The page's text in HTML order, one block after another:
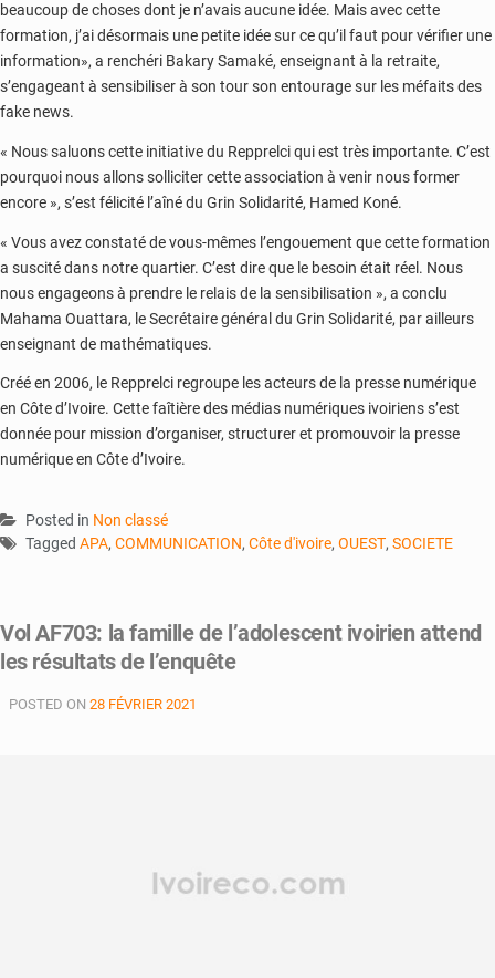
beaucoup de choses dont je n’avais aucune idée. Mais avec cette
formation, j’ai désormais une petite idée sur ce qu’il faut pour vérifier une
information», a renchéri Bakary Samaké, enseignant à la retraite,
s’engageant à sensibiliser à son tour son entourage sur les méfaits des
fake news.
« Nous saluons cette initiative du Repprelci qui est très importante. C’est
pourquoi nous allons solliciter cette association à venir nous former
encore », s’est félicité l’aîné du Grin Solidarité, Hamed Koné.
« Vous avez constaté de vous-mêmes l’engouement que cette formation
a suscité dans notre quartier. C’est dire que le besoin était réel. Nous
nous engageons à prendre le relais de la sensibilisation », a conclu
Mahama Ouattara, le Secrétaire général du Grin Solidarité, par ailleurs
enseignant de mathématiques.
Créé en 2006, le Repprelci regroupe les acteurs de la presse numérique
en Côte d’Ivoire. Cette faîtière des médias numériques ivoiriens s’est
donnée pour mission d’organiser, structurer et promouvoir la presse
numérique en Côte d’Ivoire.
Posted in Non classé
Tagged APA, COMMUNICATION, Côte d'ivoire, OUEST, SOCIETE
Vol AF703: la famille de l’adolescent ivoirien attend
les résultats de l’enquête
POSTED ON 28 FÉVRIER 2021